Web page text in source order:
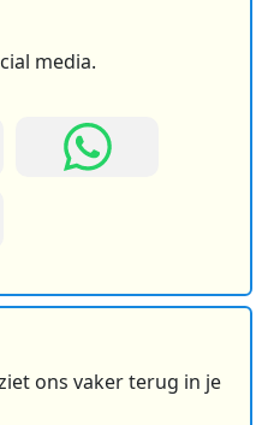
media.
ons vaker terug in je